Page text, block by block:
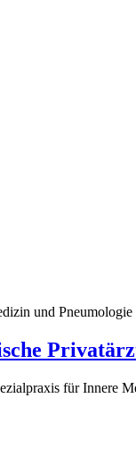
und Pneumologie
für Innere